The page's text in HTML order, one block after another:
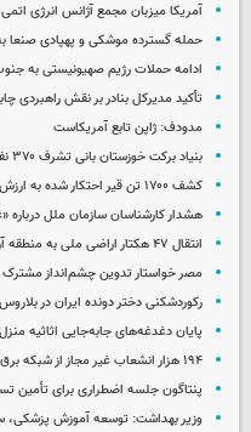
آمریکا میزبان مجمع آژانس انرژی
حمله گسترده موشکی و پهپادی صنعا
ادامه حملات رژیم صهیونیستی به
تأکید مدیرکل بنادر بر نقش راهبردی
مدودف: ژاپن تابع آمریکاست
بنیاد برکت خوزستان بانی تشرف ۳۷۰ نفر به راهپیمایی اربعین حسینی
کشف ۱۷۰۰ تن قیر احتکار شده به ارزش ۱.۷ هزار میلیارد تومان در هرمزگان
هشدار کارشناسان سازمان ملل درباره
انتقال ۴۷ هکتار اراضی ملی به منطقه آزاد اردبیل -بیله‌سوار
مصر خواستار تدوین چشم‌انداز
رکوردشکنی دختر دونده ایران در بلاروس
پایان دغدغه‌های جابه‌جایی اثاثیه
۱۹۴ هزار انشعاب غیر مجاز از شبکه برق جمع‌آوری شد
پنتاگون جلسه اضطراری برای تأمین
وزیر بهداشت: توسعه آموزش پزشکی،